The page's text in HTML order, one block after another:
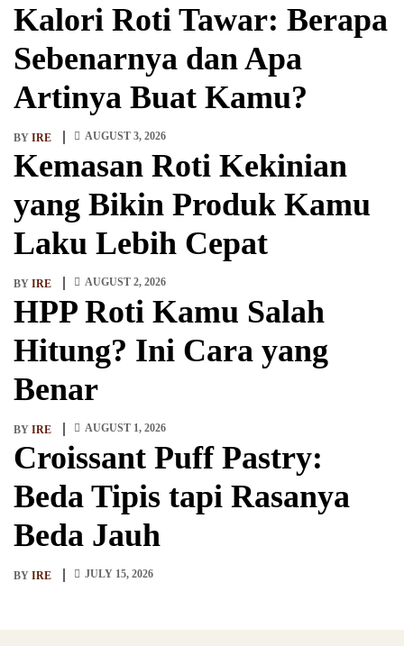
Kalori Roti Tawar: Berapa
Sebenarnya dan Apa
Artinya Buat Kamu?
BY IRE AUGUST 3, 2026
Kemasan Roti Kekinian
yang Bikin Produk Kamu
Laku Lebih Cepat
BY IRE AUGUST 2, 2026
HPP Roti Kamu Salah
Hitung? Ini Cara yang
Benar
BY IRE AUGUST 1, 2026
Croissant Puff Pastry:
Beda Tipis tapi Rasanya
Beda Jauh
BY IRE JULY 15, 2026